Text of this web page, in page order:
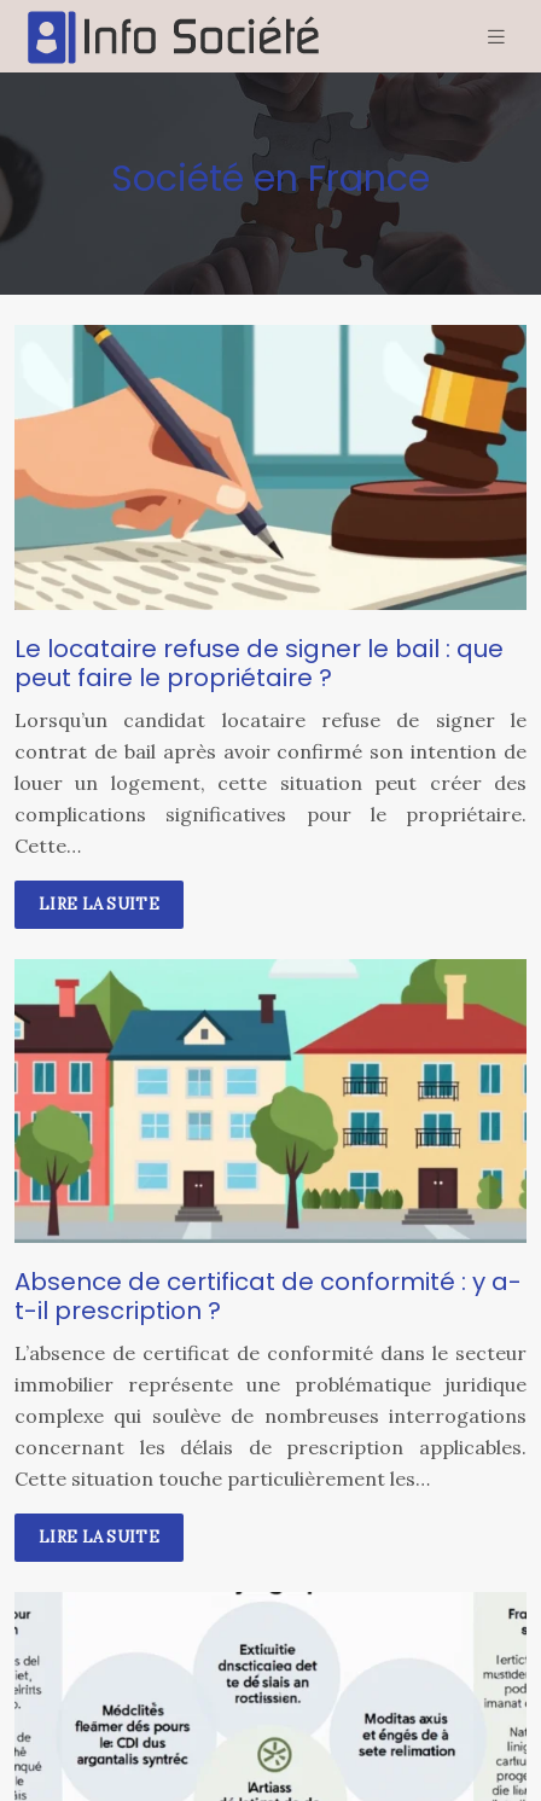
Société en France
Le locataire refuse de signer le bail : que
peut faire le propriétaire ?
Lorsqu’un candidat locataire refuse de signer le
contrat de bail après avoir confirmé son intention de
louer un logement, cette situation peut créer des
complications significatives pour le propriétaire.
Cette…
LIRE LA SUITE
Absence de certificat de conformité : y a-
t-il prescription ?
L’absence de certificat de conformité dans le secteur
immobilier représente une problématique juridique
complexe qui soulève de nombreuses interrogations
concernant les délais de prescription applicables.
Cette situation touche particulièrement les…
LIRE LA SUITE